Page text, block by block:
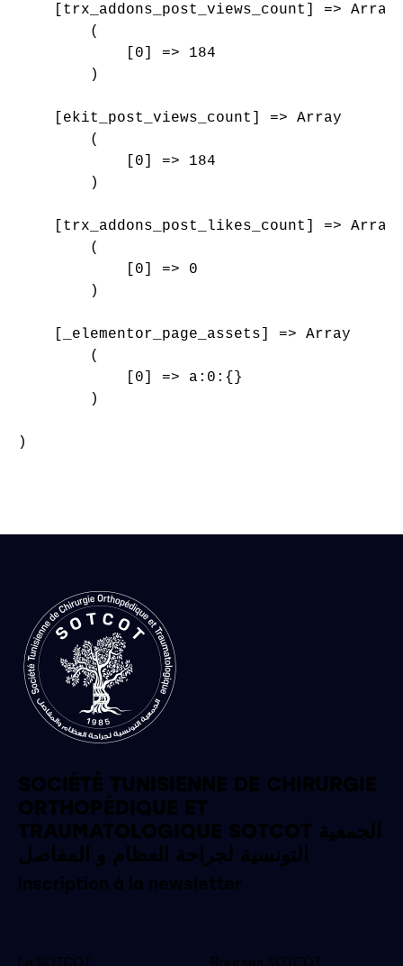
    [trx_addons_post_views_count] => Array
        (
            [0] => 184
        )
    [ekit_post_views_count] => Array
        (
            [0] => 184
        )
    [trx_addons_post_likes_count] => Array
        (
            [0] => 0
        )
    [_elementor_page_assets] => Array
        (
            [0] => a:0:{}
        )
)
SOCIÉTÉ TUNISIENNE DE CHIRURGIE
ORTHOPÉDIQUE ET
TRAUMATOLOGIQUE SOTCOT الجمعية
التونسية لجراحة العظام و المفاصل
Inscription à la newsletter
La SOTCOT Bourses SOTCOT